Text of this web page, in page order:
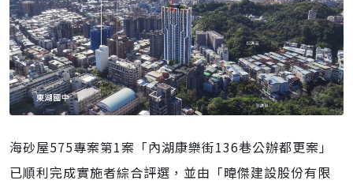
海砂屋575專案第1案「內湖康樂街136巷公辦都更案」
已順利完成實施者綜合評選，並由「暐傑建設股份有限